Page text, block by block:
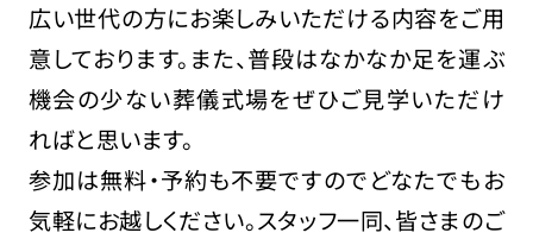
広い世代の方にお楽しみいただける内容をご用
意しております。また、普段はなかなか足を運ぶ
機会の少ない葬儀式場をぜひご見学いただけ
ればと思います。
参加は無料・予約も不要ですのでどなたでもお
気軽にお越しください。スタッフ一同、皆さまのご